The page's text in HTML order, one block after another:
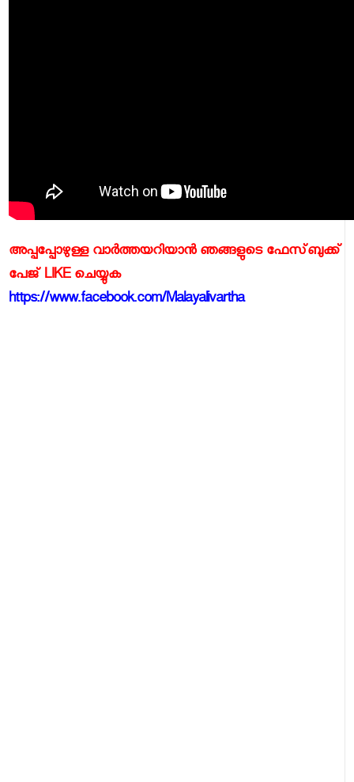
അപ്പപ്പോഴുള്ള വാര്‍ത്തയറിയാന്‍ ഞങ്ങളുടെ ഫേസ്‌ബുക്ക്‌
പേജ് LIKE ചെയ്യുക
https://www.facebook.com/Malayalivartha